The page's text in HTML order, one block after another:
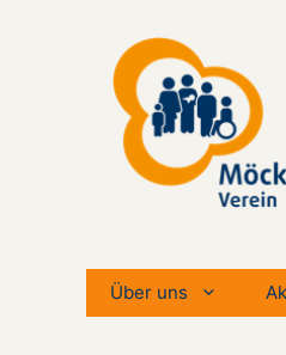
Über uns